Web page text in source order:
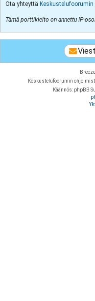
Ota yhteyttä
Tämä porttikielto on annettu IP-
Keskustelufoorumin
Käännös: phpBB